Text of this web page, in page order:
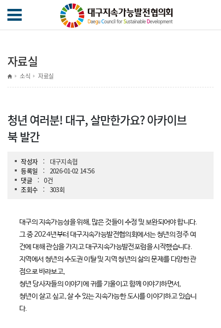
자료실
소식 자료실
청년 여러분! 대구, 살만한가요? 아카이브
북 발간
작성자 :
대구지속협
등록일
: 2026-01-02 14:56
댓글
: 0건
조회수 : 303회
대구의 지속가능성을 위해, 많은 것들이 수정 및 보완되어야 합니다.
그 중 2024년부터 대구지속가능발전협의회에서는 청년의 정주 여
건에 대해 관심을 가지고 대구지속가능발전포럼을 시작했습니다.
지역에서 청년의 수도권 이탈 및 지역 청년의 삶의 문제를 다양한 관
점으로 바라보고,
청년 당사자들의 이야기에 귀를 기울이고 함께 이야기하면서,
청년이 살고 싶고, 살 수 있는 지속가능한 도시를 이야기하고 있습니
다.